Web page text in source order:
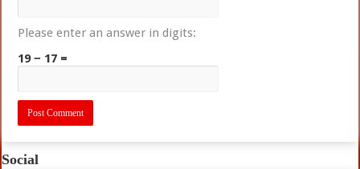
Please enter an answer in digits:
19 − 17 =
Social